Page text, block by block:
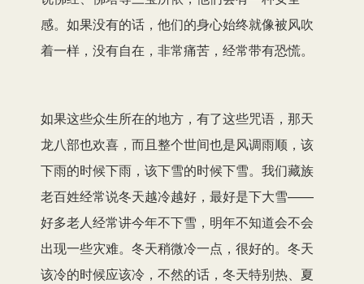
感。如果没有的话，他们的身心始终就像被风吹
着一样，没有自在，非常痛苦，经常带有恐慌。
如果这些众生所在的地方，有了这些咒语，那天
龙八部也欢喜，而且整个世间也是风调雨顺，该
下雨的时候下雨，该下雪的时候下雪。我们藏族
老百姓经常说冬天越冷越好，最好是下大雪——
好多老人经常讲今年不下雪，明年不知道会不会
出现一些灾难。冬天稍微冷一点，很好的。冬天
该冷的时候应该冷，不然的话，冬天特别热、夏